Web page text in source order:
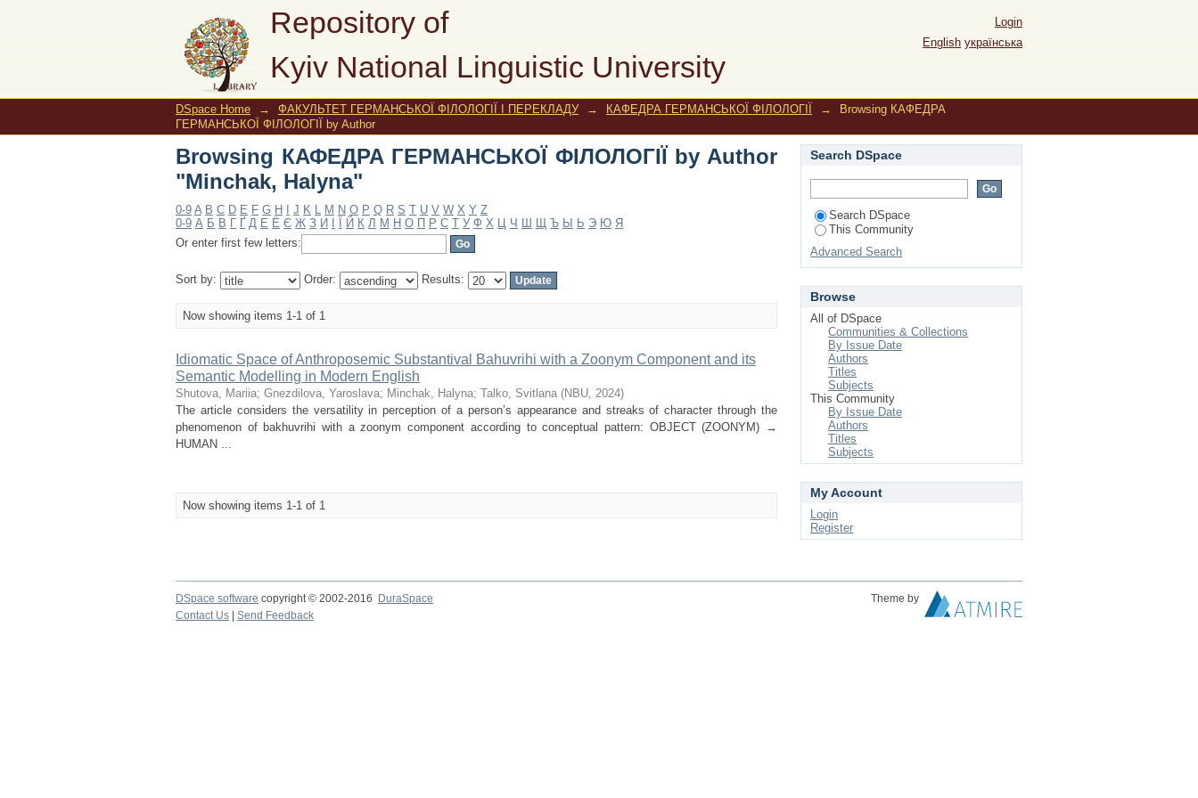
Repository of
Kyiv National Linguistic University
Browsing КАФЕДРА ГЕРМАНСЬКОЇ ФІЛОЛОГІЇ by Author "Minchak, Halyna"
Login
English українська
DSpace Home → ФАКУЛЬТЕТ ГЕРМАНСЬКОЇ ФІЛОЛОГІЇ І ПЕРЕКЛАДУ → КАФЕДРА ГЕРМАНСЬКОЇ ФІЛОЛОГІЇ →
Browsing КАФЕДРА
ГЕРМАНСЬКОЇ ФІЛОЛОГІЇ by Author
Browsing КАФЕДРА ГЕРМАНСЬКОЇ ФІЛОЛОГІЇ by Author
"Minchak, Halyna"
0-9 A B C D E F G H J K L M N O P Q R S T U V W X Y Z
0-9 А Б В Г Ґ Д Е Ё Є Ж З И Й К Л М Н О П Р С Т У Ф Х Ц Ч Ш Щ Ъ Ы Ь Э Ю Я
Or enter first few letters:
Sort by: Order: Results:
Now showing items 1-1 of 1
Idiomatic Space of Anthroposemic Substantival Bahuvrihi with a Zoonym Component and its
Semantic Modelling in Modern English
Shutova, Mariia; Gnezdilova, Yaroslava; Minchak, Halyna; Talko, Svitlana (NBU, 2024)
The article considers the versatility in perception of a person’s appearance and streaks of character through the
phenomenon of bakhuvrihi with a zoonym component according to conceptual pattern: OBJECT (ZOONYM) →
HUMAN ...
Now showing items 1-1 of 1
Search DSpace
Search DSpace
This Community
Advanced Search
Browse
All of DSpace
Communities & Collections
By Issue Date
Authors
Titles
Subjects
This Community
By Issue Date
Authors
Titles
Subjects
My Account
Login
Register
DSpace software copyright © 2002-2016 DuraSpace
Theme by
Contact Us
Send Feedback